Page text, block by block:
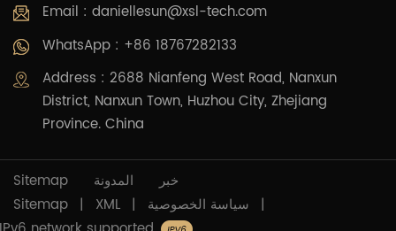
Email : daniellesun@xsl-tech.com
WhatsApp : +86 18767282133
Address : 2688 Nianfeng West Road, Nanxun
District, Nanxun Town, Huzhou City, Zhejiang
Province. China
Sitemap المدونة
خبر
Sitemap | XML | سياسة الخصوصية |